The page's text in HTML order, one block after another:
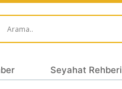
Seyahat Rehberi